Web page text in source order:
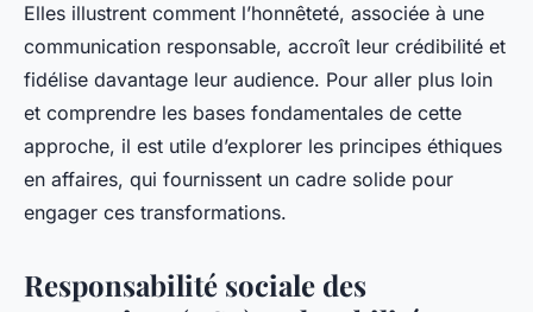
Elles illustrent comment l’honnêteté, associée à une
communication responsable, accroît leur crédibilité et
fidélise davantage leur audience. Pour aller plus loin
et comprendre les bases fondamentales de cette
approche, il est utile d’explorer les principes éthiques
en affaires, qui fournissent un cadre solide pour
engager ces transformations.
Responsabilité sociale des